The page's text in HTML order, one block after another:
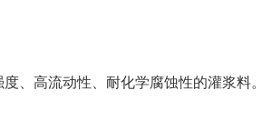
、高流动性、耐化学腐蚀性的灌浆